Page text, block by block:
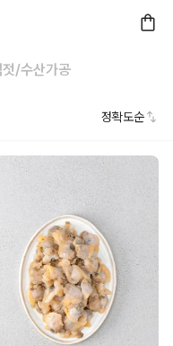
젓/수산가공
정확도순